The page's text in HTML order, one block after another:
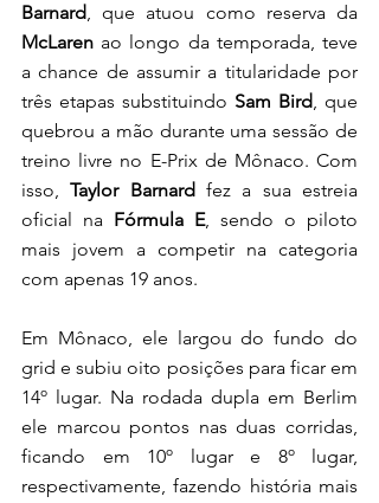
Barnard
McLaren ao longo da temporada, teve
a chance de assumir a titularidade por
três etapas substituindo Sam Bird, que
quebrou a mão durante uma sessão de
treino livre no E-Prix de Mônaco. Com
isso, Taylor Barnard fez a sua estreia
oficial na Fórmula E, sendo o piloto
mais jovem a competir na categoria
com apenas 19 anos.
Em Mônaco, ele largou do fundo do
grid e subiu oito posições para ficar em
14º lugar. Na rodada dupla em Berlim
ele marcou pontos nas duas corridas,
ficando em 10º lugar e 8º lugar,
respectivamente, fazendo história mais